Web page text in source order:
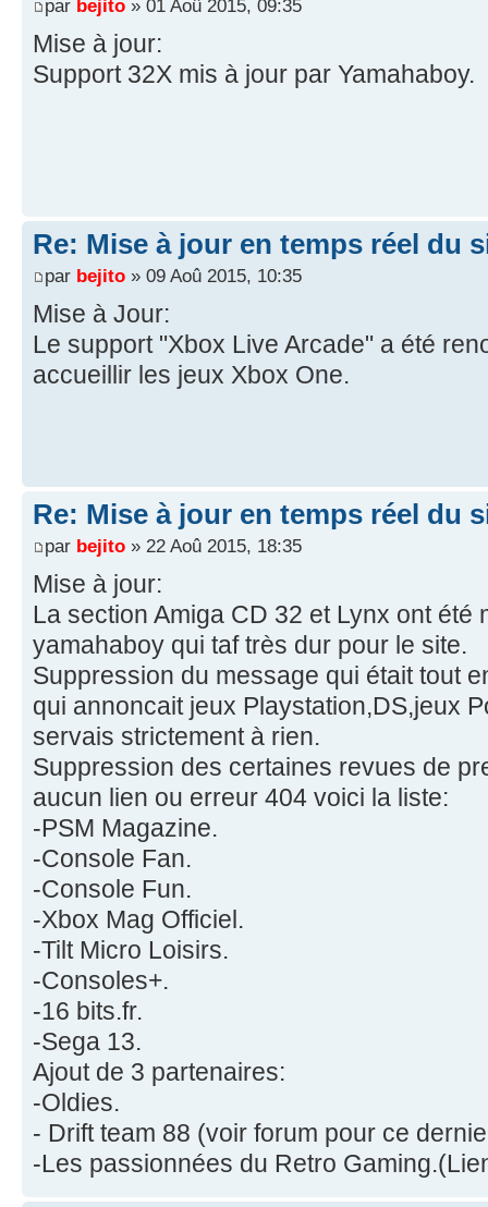
par bejito » 01 Aoû 2015, 09:35
Mise à jour:
Support 32X mis à jour par Yamahaboy.
Re: Mise à jour en temps réel du
par bejito » 09 Aoû 2015, 10:35
Mise à Jour:
Le support "Xbox Live Arcade" a été
accueillir les jeux Xbox One.
Re: Mise à jour en temps réel du
par bejito » 22 Aoû 2015, 18:35
Mise à jour:
La section Amiga CD 32 et Lynx ont été
yamahaboy qui taf très dur pour le site.
Suppression du message qui était tout
qui annoncait jeux Playstation,DS,jeux
servais strictement à rien.
Suppression des certaines revues de
aucun lien ou erreur 404 voici la liste:
-PSM Magazine.
-Console Fan.
-Console Fun.
-Xbox Mag Officiel.
-Tilt Micro Loisirs.
-Consoles+.
-16 bits.fr.
-Sega 13.
Ajout de 3 partenaires:
-Oldies.
- Drift team 88 (voir forum pour ce
-Les passionnées du Retro